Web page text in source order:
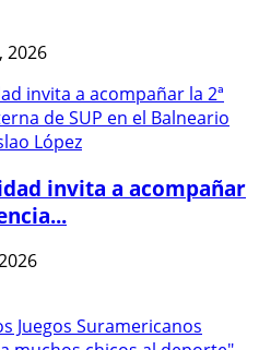
2026
invita a acompañar